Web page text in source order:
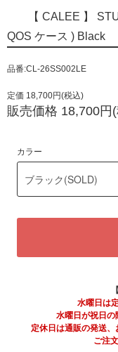
【 CALEE 】
QOS ケース ) Black
品番:CL-26SS002LE
定価 18,700円(税込)
販売価格 18,700円
カラー
水曜日は
水曜日が祝日の
定休日は通販の発送、
ご注